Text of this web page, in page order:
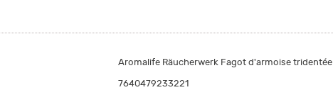
Aromalife Räucherwerk Fagot d'armoise tridentée
7640479233221